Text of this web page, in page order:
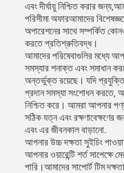
এবং দীর্ঘায়ু নিশ্চিত করার
পরিসীমা অফারআমাদের
অপারেশনের সাথে সম্পর্কিত
করতে প্রতিশ্রুতিবদ্ধ।
আমাদের পরিষেবাগুলির মধ্যে
সমস্যার শনাক্ত এবং সমাধান
অন্তর্ভুক্ত রয়েছে। যদি
প্রদান সমস্যা সংশোধন করতে,
নিশ্চিত করে। আমরা আপনার
সঠিক যত্ন এবং রক্ষণাবেক্ষণের
এবং এর জীবনকাল বাড়ানো.
আপনার উচ্চ দক্ষতা সুইচিং
আপনার ওয়ারেন্টি শর্ত সাপেক্ষে
পারি।আমাদের সাপোর্ট টিম